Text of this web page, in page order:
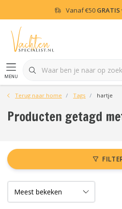
Vanaf€50 GRATIS
menu
Terug naar home Tags hartje
Producten getagd